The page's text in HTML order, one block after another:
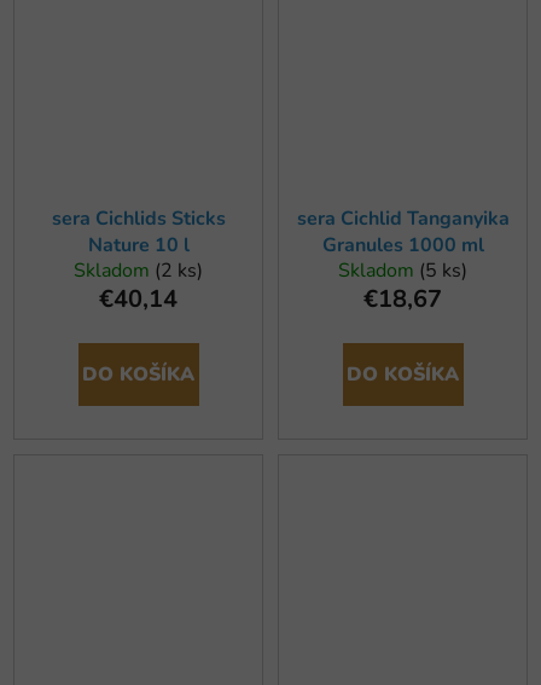
sera Cichlids Sticks
Nature 10 l
Skladom (2 ks)
€40,14
DO KOŠÍKA
sera Cichlid Tanganyika
Granules 1000 ml
Skladom (5 ks)
€18,67
DO KOŠÍKA